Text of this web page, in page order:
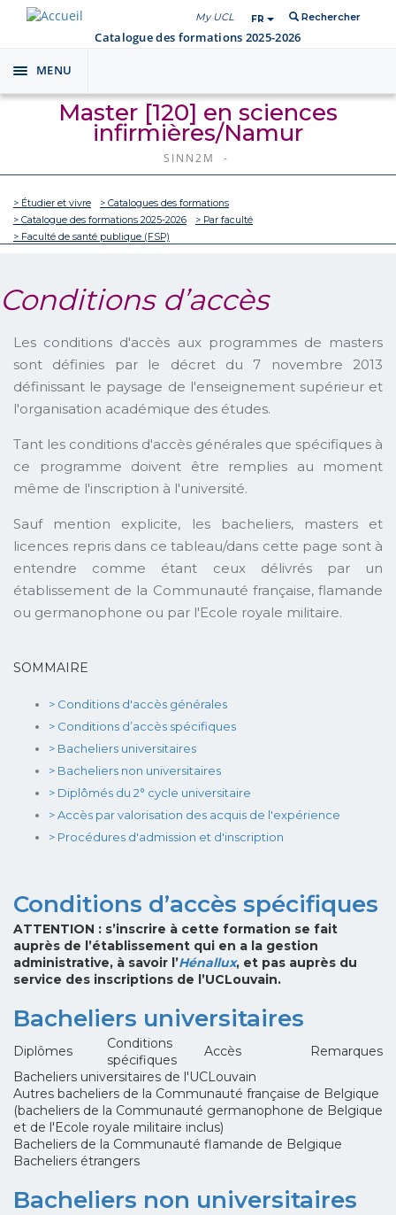
My UCL FR Rechercher
Catalogue des formations 2025-2026
Toggle
navigation
MENU
Master [120] en sciences
infirmières/Namur
SINN2M -
> Étudier et vivre
> Catalogues des formations
> Catalogue des formations 2025-2026
> Par faculté
> Faculté de santé publique (FSP)
Conditions d’accès
Les conditions d'accès aux programmes de masters
sont définies par le décret du 7 novembre 2013
définissant le paysage de l'enseignement supérieur et
l'organisation académique des études.
Tant les conditions d'accès générales que spécifiques à
ce programme doivent être remplies au moment
même de l'inscription à l'université.
Sauf mention explicite, les bacheliers, masters et
licences repris dans ce tableau/dans cette page sont à
entendre comme étant ceux délivrés par un
établissement de la Communauté française, flamande
ou germanophone ou par l'Ecole royale militaire.
SOMMAIRE
> Conditions d'accès générales
> Conditions d’accès spécifiques
> Bacheliers universitaires
> Bacheliers non universitaires
> Diplômés du 2° cycle universitaire
> Accès par valorisation des acquis de l'expérience
> Procédures d'admission et d'inscription
Conditions d’accès spécifiques
ATTENTION : s’inscrire à cette formation se fait
auprès de l’établissement qui en a la gestion
administrative, à savoir l’Hénallux, et pas auprès du
service des inscriptions de l’UCLouvain.
Bacheliers universitaires
Diplômes
Conditions
spécifiques
Accès
Remarques
Bacheliers universitaires de l'UCLouvain
Autres bacheliers de la Communauté française de Belgique
(bacheliers de la Communauté germanophone de Belgique
et de l'Ecole royale militaire inclus)
Bacheliers de la Communauté flamande de Belgique
Bacheliers étrangers
Bacheliers non universitaires